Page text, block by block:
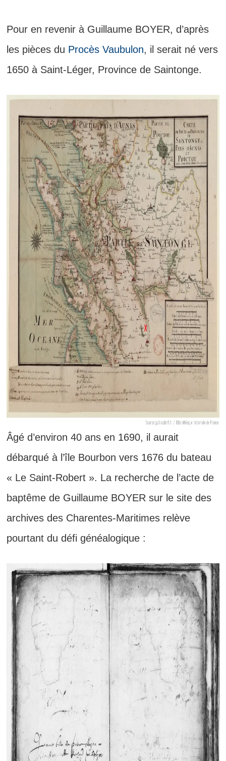
Pour en revenir à Guillaume BOYER, d’après
les pièces du Procès Vaubulon, il serait né vers
1650 à Saint-Léger, Province de Saintonge.
Âgé d’environ 40 ans en 1690, il aurait
débarqué à l’île Bourbon vers 1676 du bateau
« Le Saint-Robert ». La recherche de l’acte de
baptême de Guillaume BOYER sur le site des
archives des Charentes-Maritimes relève
pourtant du défi généalogique :